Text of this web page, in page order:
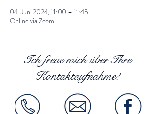
04. Juni 2024, 11:00 – 11:45
Online via Zoom
Ich freue mich über Ihre
Kontaktaufnahme!